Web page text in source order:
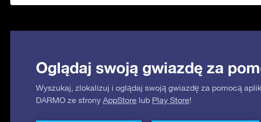
Oglądaj swoją gwiazdę za
Wyszukaj, zlokalizuj i oglądaj swoją gwiazdę za pomocą
DARMO ze strony AppStore lub Play Store!